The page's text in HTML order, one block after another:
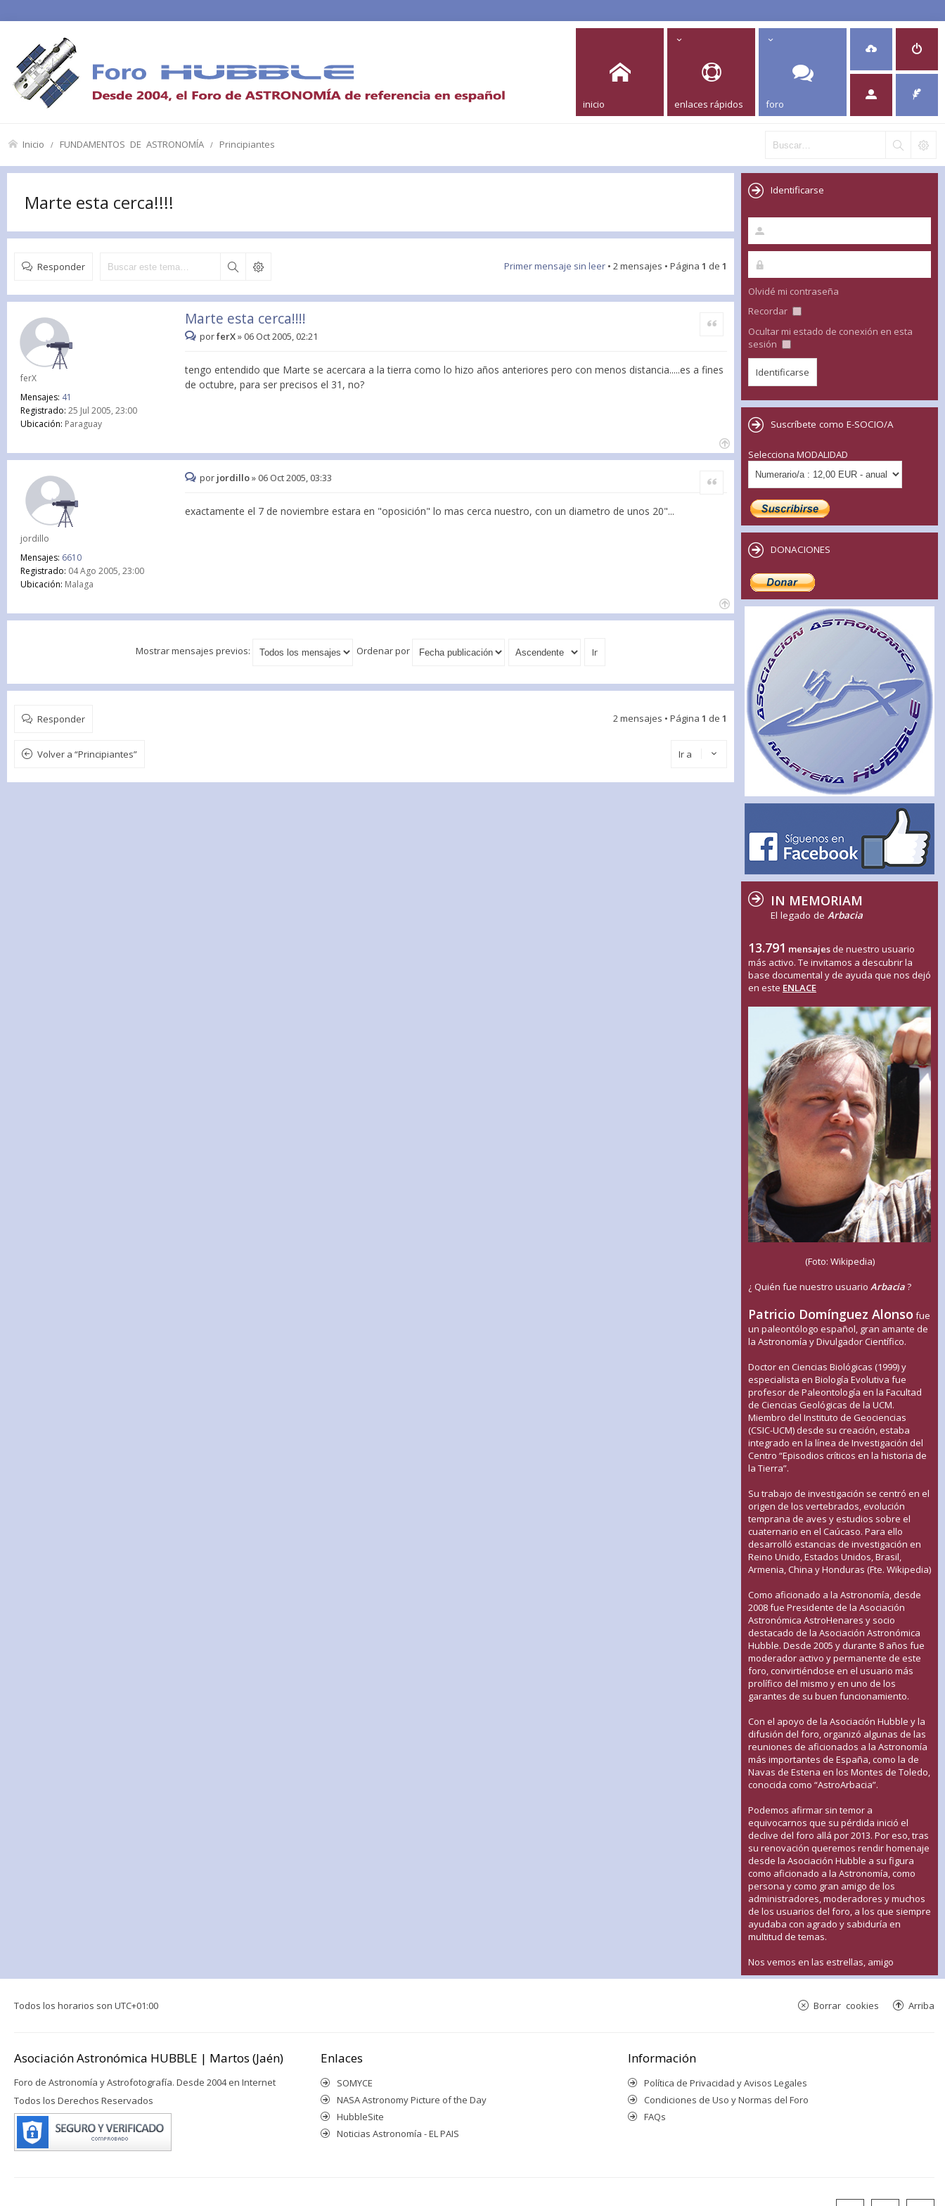
inicio enlaces rápidos foro
Inicio FUNDAMENTOS DE ASTRONOMÍA Principiantes
Marte esta cerca!!!!
Responder Primer mensaje sin leer • 2 mensajes • Página 1 de 1
ferX
Mensajes: 41
Registrado: 25 Jul 2005, 23:00
Ubicación: Paraguay
Marte esta cerca!!!! Citar
porferX»06 Oct 2005, 02:21
tengo entendido que Marte se acercara a la tierra como lo hizo años anteriores pero con menos distancia.....es a fines
de octubre, para ser precisos el 31, no?
jordillo
Mensajes: 6610
Registrado: 04 Ago 2005, 23:00
Ubicación: Malaga
Citar
por jordillo»06 Oct 2005, 03:33
exactamente el 7 de noviembre estara en "oposición" lo mas cerca nuestro, con un diametro de unos 20"...
Mostrar mensajes previos: Ordenar por
Responder 2 mensajes • Página 1 de 1
Volver a “Principiantes” Ir a
Identificarse
Olvidé mi contraseña
Recordar
Ocultar mi estado de conexión en esta
sesión
Suscríbete como E-SOCIO/A
Selecciona MODALIDAD
DONACIONES
IN MEMORIAM
El legado de Arbacia
13.791 mensajes de nuestro usuario
más activo. Te invitamos a descubrir la
base documental y de ayuda que nos dejó
en este ENLACE
(Foto: Wikipedia)
¿ Quién fue nuestro usuario Arbacia?
Patricio Domínguez Alonso fue
un paleontólogo español, gran amante de
la Astronomía y Divulgador Científico.
Doctor en Ciencias Biológicas (1999) y
especialista en Biología Evolutiva fue
profesor de Paleontología en la Facultad
de Ciencias Geológicas de la UCM.
Miembro del Instituto de Geociencias
(CSIC-UCM) desde su creación, estaba
integrado en la línea de Investigación del
Centro “Episodios críticos en la historia de
la Tierra”.
Su trabajo de investigación se centró en el
origen de los vertebrados, evolución
temprana de aves y estudios sobre el
cuaternario en el Caúcaso. Para ello
desarrolló estancias de investigación en
Reino Unido, Estados Unidos, Brasil,
Armenia, China y Honduras (Fte. Wikipedia)
Como aficionado a la Astronomía, desde
2008 fue Presidente de la Asociación
Astronómica AstroHenares y socio
destacado de la Asociación Astronómica
Hubble. Desde 2005 y durante 8 años fue
moderador activo y permanente de este
foro, convirtiéndose en el usuario más
prolífico del mismo y en uno de los
garantes de su buen funcionamiento.
Con el apoyo de la Asociación Hubble y la
difusión del foro, organizó algunas de las
reuniones de aficionados a la Astronomía
más importantes de España, como la de
Navas de Estena en los Montes de Toledo,
conocida como “AstroArbacia”.
Podemos afirmar sin temor a
equivocarnos que su pérdida inició el
declive del foro allá por 2013. Por eso, tras
su renovación queremos rendir homenaje
desde la Asociación Hubble a su figura
como aficionado a la Astronomía, como
persona y como gran amigo de los
administradores, moderadores y muchos
de los usuarios del foro, a los que siempre
ayudaba con agrado y sabiduría en
multitud de temas.
Nos vemos en las estrellas, amigo
Todos los horarios son UTC+01:00 Arriba
Borrar cookies
Asociación Astronómica HUBBLE | Martos (Jaén)
Foro de Astronomía y Astrofotografía. Desde 2004 en Internet
Todos los Derechos Reservados
Enlaces
SOMYCE
NASA Astronomy Picture of the Day
HubbleSite
Noticias Astronomía - EL PAIS
Información
Política de Privacidad y Avisos Legales
Condiciones de Uso y Normas del Foro
FAQs